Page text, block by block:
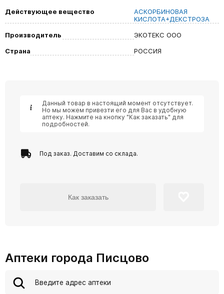
Действующее вещество
АСКОРБИНОВАЯ
КИСЛОТА+ДЕКСТРОЗА
Производитель
ЭКОТЕКС ООО
Страна
РОССИЯ
Данный товар в настоящий момент отсутствует.
Но мы можем привезти его для Вас в удобную
аптеку. Нажмите на кнопку "Как заказать" для
подробностей.
Под заказ. Доставим со склада.
Как заказать
Аптеки города Писцово